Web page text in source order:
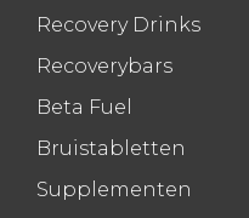
Recovery Drinks
Recoverybars
Beta Fuel
Bruistabletten
Supplementen